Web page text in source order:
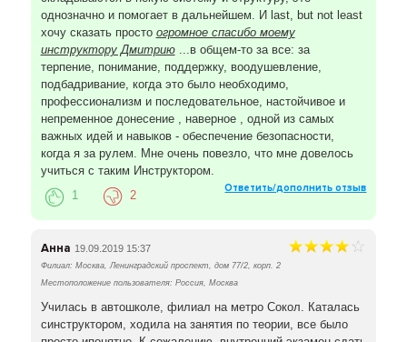
однозначно и помогает в дальнейшем. И last, but not least
хочу сказать просто огромное спасибо моему
инструктору Дмитрию...в общем-то за все: за
терпение, понимание, поддержку, воодушевление,
подбадривание, когда это было необходимо,
профессионализм и последовательное, настойчивое и
непременное донесение , наверное , одной из самых
важных идей и навыков - обеспечение безопасности,
когда я за рулем. Мне очень повезло, что мне довелось
учиться с таким Инструктором.
Ответить/дополнить отзыв
1 2
Анна 19.09.2019 15:37
Филиал: Москва, Ленинградский проспект, дом 77/2, корп. 2
Местоположение пользователя: Россия, Москва
Училась в автошколе, филиал на метро Сокол. Каталась
синструктором, ходила на занятия по теории, все было